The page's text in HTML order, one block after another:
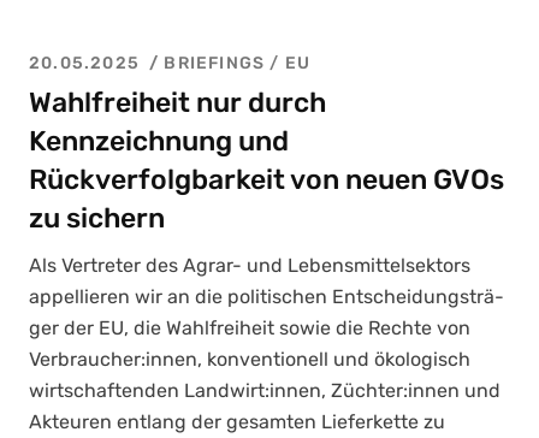
20.05.2025 BRIEFINGS / EU
Wahlfreiheit nur durch
Kennzeichnung und
Rückverfolgbarkeit von neuen GVOs
zu sichern
Als Ver­tre­ter des Agrar- und Lebens­mit­tel­sek­tors
appel­lie­ren wir an die poli­ti­schen Ent­schei­dungs­trä­
ger der EU, die Wahl­frei­heit sowie die Rech­te von
Verbraucher:innen, kon­ven­tio­nell und öko­lo­gisch
wirt­schaf­ten­den Landwirt:innen, Züchter:innen und
Akteu­ren ent­lang der gesam­ten Lie­fer­ket­te zu